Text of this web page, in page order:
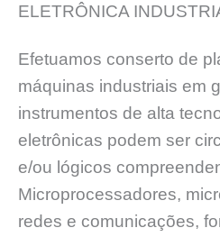
ELETRÔNICA
Efetuamos conserto de
máquinas industriais em
instrumentos de alta
eletrônicas podem ser
e/ou lógicos
Microprocessadores,
redes e comunicações,